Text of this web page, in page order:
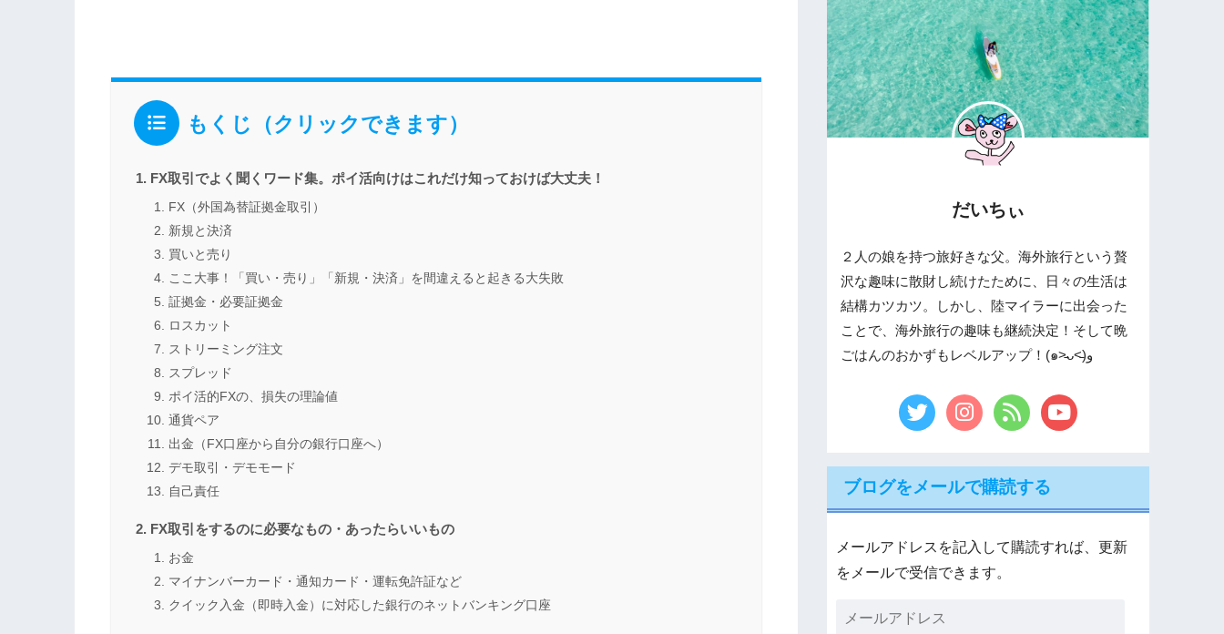
もくじ（クリックできます）
FX取引でよく聞くワード集。ポイ活向けはこれだけ知っておけば大丈夫！
FX（外国為替証拠金取引）
新規と決済
買いと売り
ここ大事！「買い・売り」「新規・決済」を間違えると起きる大失敗
証拠金・必要証拠金
ロスカット
ストリーミング注文
スプレッド
ポイ活的FXの、損失の理論値
通貨ペア
出金（FX口座から自分の銀行口座へ）
デモ取引・デモモード
自己責任
FX取引をするのに必要なもの・あったらいいもの
お金
マイナンバーカード・通知カード・運転免許証など
クイック入金（即時入金）に対応した銀行のネットバンキング口座
だいちぃ
２人の娘を持つ旅好きな父。海外旅行という贅
沢な趣味に散財し続けたために、日々の生活は
結構カツカツ。しかし、陸マイラーに出会った
ことで、海外旅行の趣味も継続決定！そして晩
ごはんのおかずもレベルアップ！(๑˃̵ᴗ˂̵)و
ブログをメールで購読する
メールアドレスを記入して購読すれば、更新
をメールで受信できます。